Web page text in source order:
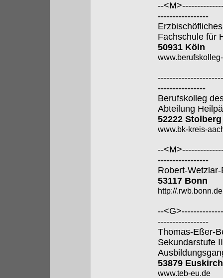
--
-----------------
Fachschule für
50931 Köln
----------------
Berufskolleg
Abteilung
52222 Stolberg
www.bk-kreis-
--
-----------------
Robert-
53117 Bonn
http://.rwb.bonn.de
--
-----------------
Thomas-Eßer-
Sekundarstufe II
53879
www.teb-eu.de